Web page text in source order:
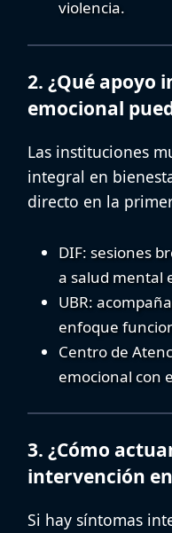
violencia.
2. ¿Qué apoyo
emocional
Las instituciones
integral en
directo en la
DIF: sesiones
a salud mental
UBR:
enfoque
Centro de
emocional con
3. ¿Cómo
intervención
Si hay síntomas